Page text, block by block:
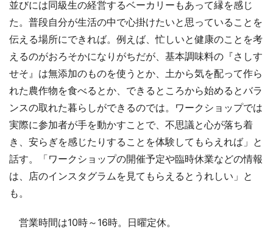
並びには同級生の経営するベーカリーもあって縁を感じ
た。普段自分が生活の中で心掛けたいと思っていることを
伝える場所にできれば。例えば、忙しいと健康のことを考
えるのがおろそかになりがちだが、基本調味料の『さしす
せそ』は無添加のものを使うとか、土から気を配って作ら
れた農作物を食べるとか、できるところから始めるとバラ
ンスの取れた暮らしができるのでは。ワークショップでは
実際に参加者が手を動かすことで、不思議と心が落ち着
き、安らぎを感じたりすることを体験してもらえれば」と
話す。「ワークショップの開催予定や臨時休業などの情報
は、店のインスタグラムを見てもらえるとうれしい」と
も。
営業時間は10時～16時。日曜定休。